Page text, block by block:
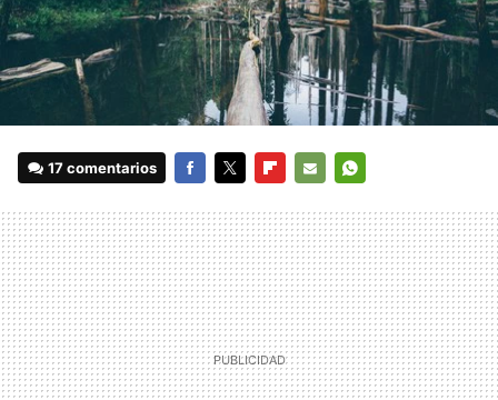
17 comentarios
MAIL